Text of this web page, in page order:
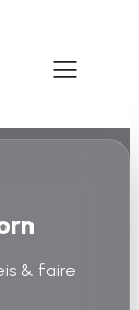
& faire